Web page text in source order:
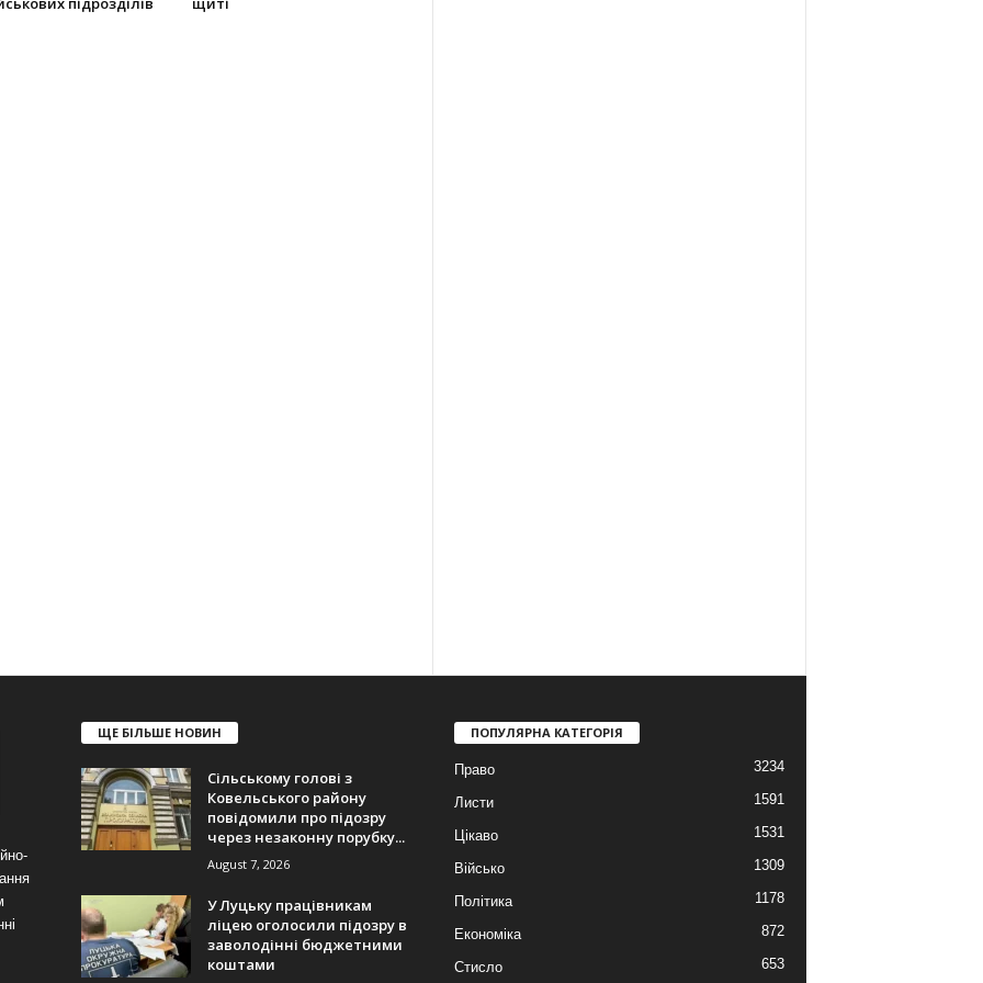
ЩЕ БІЛЬШЕ НОВИН
Сільському голові з
Ковельського району
повідомили про підозру
через незаконну порубку...
August 7, 2026
У Луцьку працівникам
ліцею оголосили підозру в
заволодінні бюджетними
коштами
ПОПУЛЯРНА КАТЕГОРІЯ
Право 3234
Листи 1591
Цікаво 1531
Військо 1309
Політика 1178
Економіка 872
Стисло 653